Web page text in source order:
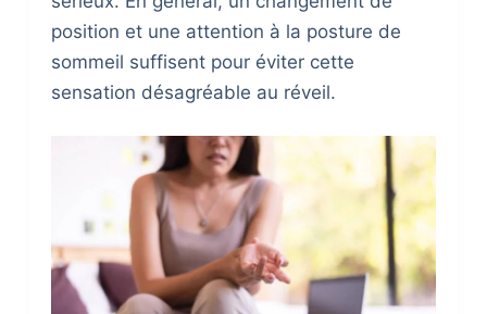
position et une attention à la posture de
sommeil suffisent pour éviter cette
sensation désagréable au réveil.